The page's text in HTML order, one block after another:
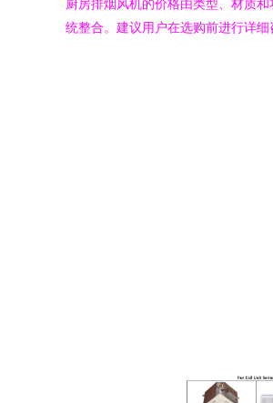
厨房排烟风机的价格由类型、材质
统整合。建议用户在选购前进行详